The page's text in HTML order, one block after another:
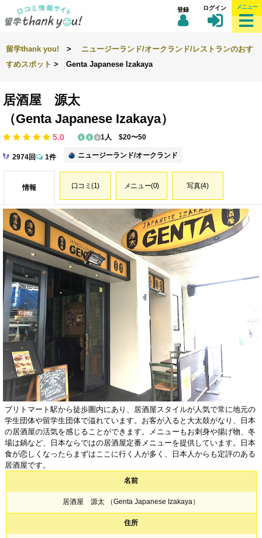
登録 ログイン メニュー
留学thank you! > ニュージーランド/オークランド/レストランのおす
すめスポット > Genta Japanese Izakaya
居酒屋 源太
（Genta Japanese Izakaya）
ニュージーランド/オークランド
5.0
2974回 1件
1人 $20〜50
情報 口コミ(1) メニュー(0) 写真(4)
ブリトマート駅から徒歩圏内にあり、居酒屋スタイルが人気で常に地元の
学生団体や留学生団体で溢れています。お客が入ると大太鼓がなり、日本
の居酒屋の活気を感じることができます。メニューもお刺身や揚げ物、冬
場は鍋など、日本ならではの居酒屋定番メニューを提供しています。日本
食が恋しくなったらまずはここに行く人が多く、日本人からも定評のある
居酒屋です。
名前
居酒屋 源太 （Genta Japanese Izakaya）
住所